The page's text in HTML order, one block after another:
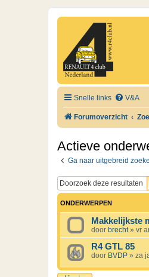
Snelle links V&A
Forumoverzicht
Actieve
Ga naar uitgebreid
ONDERWERPEN
Makkelijkste
door brecht» vr
R4 GTL 85
door BVDP » za